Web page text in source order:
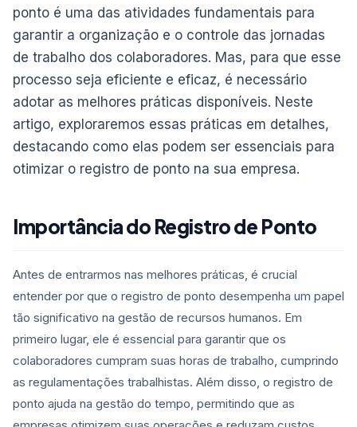
ponto é uma das atividades fundamentais para
garantir a organização e o controle das jornadas
de trabalho dos colaboradores. Mas, para que esse
processo seja eficiente e eficaz, é necessário
adotar as melhores práticas disponíveis. Neste
artigo, exploraremos essas práticas em detalhes,
destacando como elas podem ser essenciais para
otimizar o registro de ponto na sua empresa.
Importância do Registro de Ponto
Antes de entrarmos nas melhores práticas, é crucial
entender por que o registro de ponto desempenha um papel
tão significativo na gestão de recursos humanos. Em
primeiro lugar, ele é essencial para garantir que os
colaboradores cumpram suas horas de trabalho, cumprindo
as regulamentações trabalhistas. Além disso, o registro de
ponto ajuda na gestão do tempo, permitindo que as